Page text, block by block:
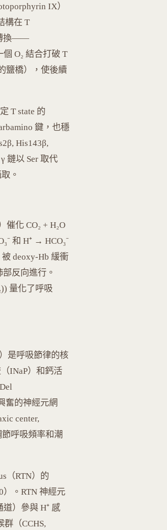
IX）
構在 T
轉換——
O₂ 結合打破 T
鹽橋），使後續
T state 的
鍵，也穩
His143β,
鏈以 Ser 取代
。
催化 CO₂ + H₂O
和 H⁺ → HCO₃⁻
deoxy-Hb 緩衝
部反向進行。
量化了呼吸
是呼吸節律的核
INaP）和鈣活
奮的神經元網
center,
呼吸頻率和潮
（RTN）的
）。RTN 神經元
道）參與 H⁺ 感
（CCHS,